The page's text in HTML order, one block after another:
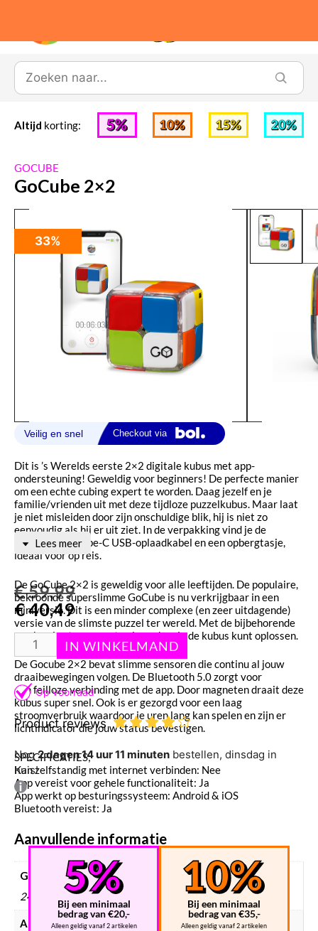
Altijd korting:
Dit is ’s Werelds eerste 2×2 digitale kubus met app-
ondersteuning! Geweldig voor beginners! De perfecte manier
om een echte cubing expert te worden. Daag jezelf en je
familie/vrienden uit met deze tijdloze puzzelkubus. Maar laat
je niet misleiden door zijn onschuldige blik, hij is niet zo
eenvoudig als hij er uit ziet. In de verpakking vind je de
GoCube 2×2, type-C USB-oplaadkabel en een opbergtasje,
ideaal voor op reis.
De GoCube 2×2 is geweldig voor alle leeftijden. De populaire,
bekroonde superslimme GoCube is nu verkrijgbaar in een
miniversie. Dit is een minder complexe (en zeer uitdagende)
versie van de slimste puzzel ter wereld. Met de bijbehorende
app kun je stap voor stap leren hoe je de kubus kunt oplossen.
De Gocube 2×2 bevat slimme sensoren die continu al jouw
draaibewegingen volgen. De Bluetooth 5.0 zorgt voor
een feilloze verbinding met de app. Door magneten draait deze
kubus super snel. Ook is er gezorgd voor een laag
stroomverbruik waardoor je uren lang kan spelen en zijn er
lichtindicator die jouw status bevestigen.
SPECIFICATIES;
Kan zelfstandig met internet verbinden: Nee
App vereist voor gehele functionaliteit: Ja
App werkt op besturingssysteem: Android & iOS
Bluetooth vereist: Ja
Aanvullende informatie
Gewicht
245 g
Afmetingen
Lees meer
€59,99
€40,49
Product reviews
Nog2 dagen 14 uur 11 minuten bestellen, dinsdag in
huis!
GOCUBE
GoCube 2×2
33%
Bij een minimaal
bedrag van €20,-
Alleen geldig vanaf 2 artikelen
Bij een minimaal
bedrag van €35,-
Alleen geldig vanaf 2 artikelen